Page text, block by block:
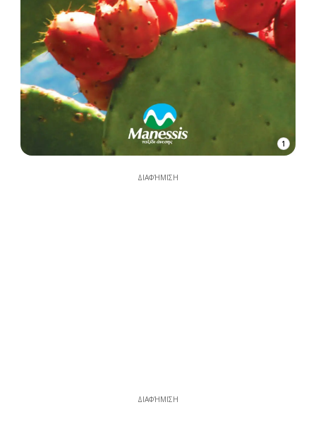
1
ΔΙΑΦΉΜΙΣΗ
ΔΙΑΦΉΜΙΣΗ